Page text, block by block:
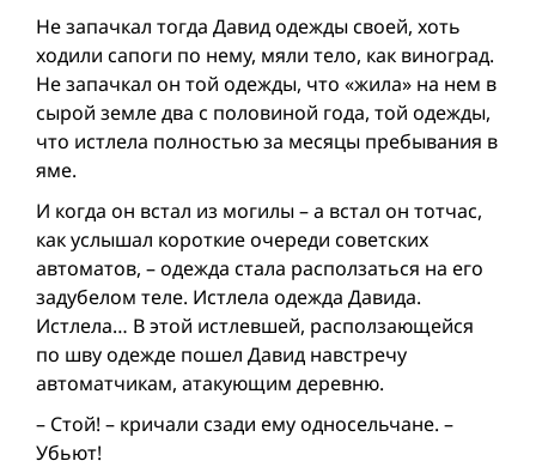
Не запачкал тогда Давид одежды своей, хоть
ходили сапоги по нему, мяли тело, как виноград.
Не запачкал он той одежды, что «жила» на нем в
сырой земле два с половиной года, той одежды,
что истлела полностью за месяцы пребывания в
яме.
И когда он встал из могилы – а встал он тотчас,
как услышал короткие очереди советских
автоматов, – одежда стала расползаться на его
задубелом теле. Истлела одежда Давида.
Истлела… В этой истлевшей, расползающейся
по шву одежде пошел Давид навстречу
автоматчикам, атакующим деревню.
– Стой! – кричали сзади ему односельчане. –
Убьют!